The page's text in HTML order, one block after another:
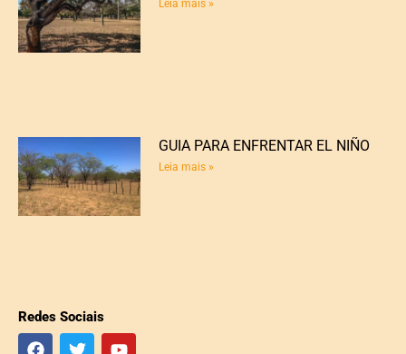
Leia mais »
GUIA PARA ENFRENTAR EL NIÑO
Leia mais »
Redes Sociais